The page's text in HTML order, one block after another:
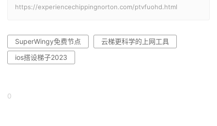
https://experiencechippingnorton.com/ptvfuohd.html
SuperWingy免费节点
云梯更科学的上网工具
ios搭设梯子2023
0